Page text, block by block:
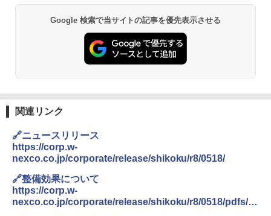
Google 検索で当サイトの記事を優先表示させる
関連リンク
🔗ニュースリリース
https://corp.w-
nexco.co.jp/corporate/release/shikoku/r8/0518/
🔗整備効果について
https://corp.w-
nexco.co.jp/corporate/release/shikoku/r8/0518/pdfs/0